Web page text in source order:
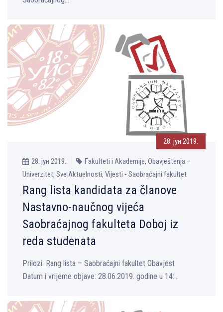
28. јун 2019.
28. јун 2019.
Fakulteti i Akademije, Obavještenja –
Univerzitet, Sve Aktuelnosti, Vijesti - Saobraćajni fakultet
Rang lista kandidata za članove
Nastavno-naučnog vijeća
Saobraćajnog fakulteta Doboj iz
reda studenata
Prilozi: Rang lista – Saobraćajni fakultet Obavjest
Datum i vrijeme objave: 28.06.2019. godine u 14:...